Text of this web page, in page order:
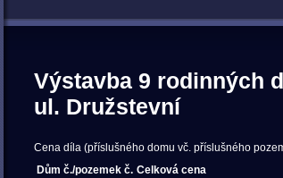
Výstavba 9 rodinných
ul. Družstevní
Cena díla (příslušného domu vč. příslušného
Dům č./pozemek č. Celková cena